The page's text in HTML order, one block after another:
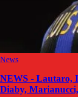
News
NEWS - Lautaro,
Diaby,